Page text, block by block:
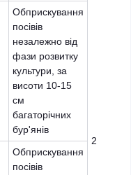
2
Обприскування
посівів
незалежно від
фази розвитку
культури, за
висоти 10-15
см
багаторічних
бур'янів
Обприскування
посівів